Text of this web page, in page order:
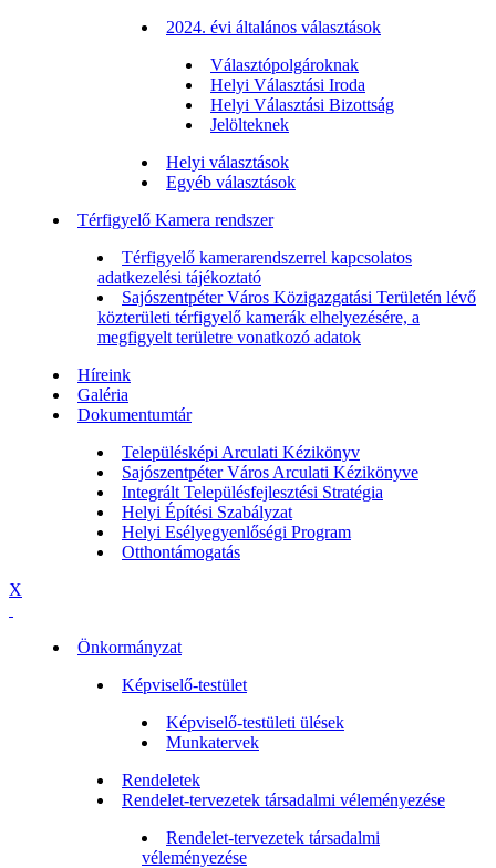
2024. évi általános választások
Választópolgároknak
Helyi Választási Iroda
Helyi Választási Bizottság
Jelölteknek
Helyi választások
Egyéb választások
Térfigyelő Kamera rendszer
Térfigyelő kamerarendszerrel kapcsolatos
adatkezelési tájékoztató
Sajószentpéter Város Közigazgatási Területén lévő
közterületi térfigyelő kamerák elhelyezésére, a
megfigyelt területre vonatkozó adatok
Híreink
Galéria
Dokumentumtár
Településképi Arculati Kézikönyv
Sajószentpéter Város Arculati Kézikönyve
Integrált Településfejlesztési Stratégia
Helyi Építési Szabályzat
Helyi Esélyegyenlőségi Program
Otthontámogatás
X
Önkormányzat
Képviselő-testület
Képviselő-testületi ülések
Munkatervek
Rendeletek
Rendelet-tervezetek társadalmi véleményezése
Rendelet-tervezetek társadalmi
véleményezése